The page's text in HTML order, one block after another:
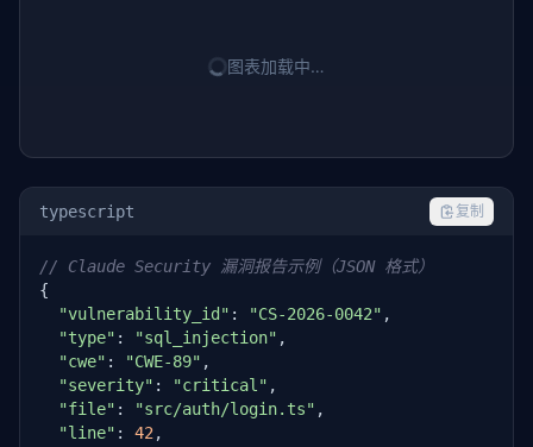
图表加载中…
typescript 复制
// Claude Security 漏洞报告示例（JSON 格式）
{
"vulnerability_id" : "CS-2026-0042" ,
"type" : "sql_injection" ,
"cwe" : "CWE-89" ,
"severity" : "critical" ,
"file" : "src/auth/login.ts" ,
"line" : 42 ,